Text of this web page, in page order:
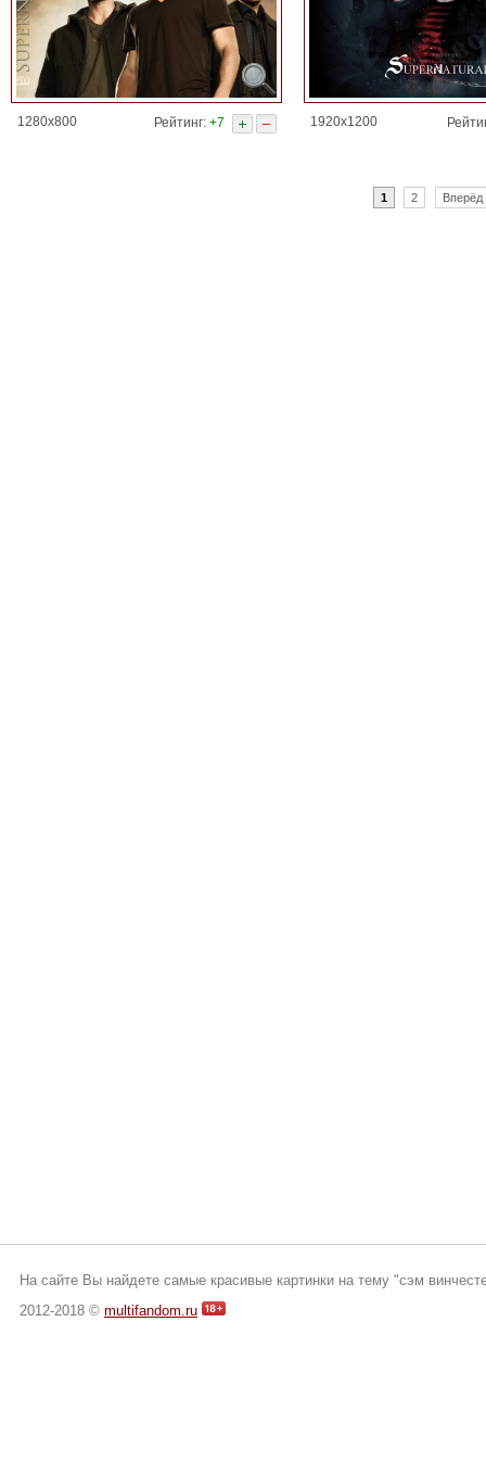
1280x800 Рейтинг: +7 1920x1200
1 2 Вперёд
На сайте Вы найдете самые красивые картинки на тему "сэм
2012-2018 © multifandom.ru